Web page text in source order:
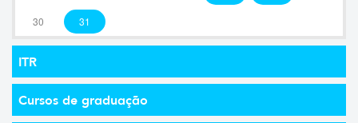
30 31
ITR
Cursos de graduação